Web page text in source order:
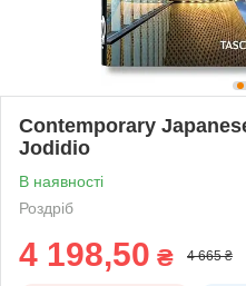
Contemporary
Jodidio
В наявності
Роздріб
4 198,50 ₴ 4 665 ₴